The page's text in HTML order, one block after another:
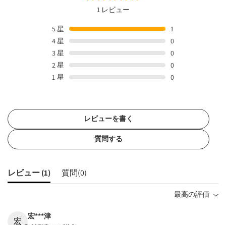
1 レビュー
5星
1
4星
0
3星
0
2星
0
1 星 0
レビューを書く
質問する
レビュー (1) 質問(0)
最高の評価
宏
宏***津